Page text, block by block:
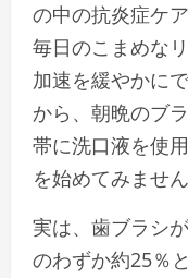
の中の抗炎症ケ
毎日のこまめな
加速を緩やかに
から、朝晩のブ
帯に洗口液を使
を始めてみません
実は、歯ブラシ
のわずか約25％